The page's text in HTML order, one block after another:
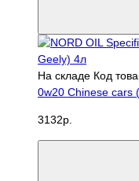
На складе Код
0w20 Chinese cars
3132р.